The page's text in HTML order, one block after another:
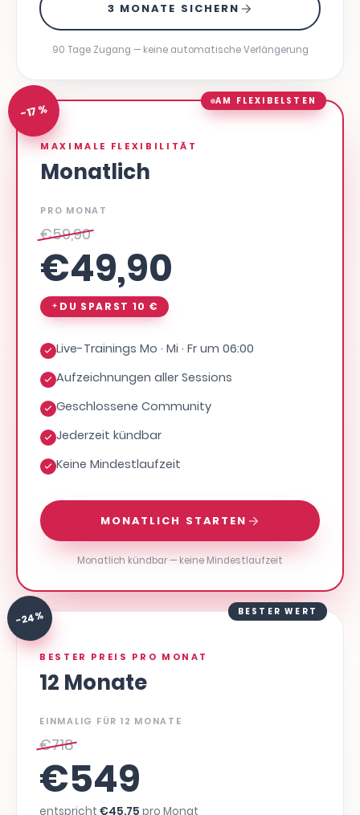
3 MONATE SICHERN
90 Tage Zugang — keine automatische Verlängerung
-17 % AM FLEXIBELSTEN
MAXIMALE FLEXIBILITÄT
Monatlich
PRO MONAT
€59,90
€49,90
DU SPARST 10 €
Live-Trainings Mo · Mi · Fr um 06:00
Aufzeichnungen aller Sessions
Geschlossene Community
Jederzeit kündbar
Keine Mindestlaufzeit
MONATLICH STARTEN
Monatlich kündbar — keine Mindestlaufzeit
-24 % BESTER WERT
BESTER PREIS PRO MONAT
12 Monate
EINMALIG FÜR 12 MONATE
€718
€549
entspricht €45,75 pro Monat